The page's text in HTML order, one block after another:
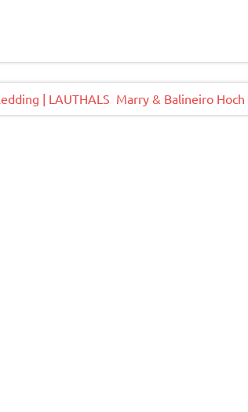
| LAUTHALS Marry & Balineiro